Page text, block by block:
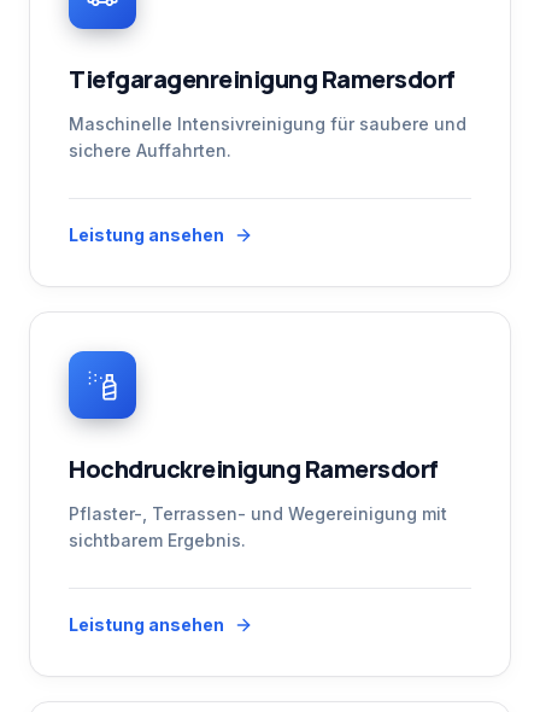
Tiefgaragenreinigung Ramersdorf
Maschinelle Intensivreinigung für saubere und
sichere Auffahrten.
Leistung ansehen
Hochdruckreinigung Ramersdorf
Pflaster-, Terrassen- und Wegereinigung mit
sichtbarem Ergebnis.
Leistung ansehen